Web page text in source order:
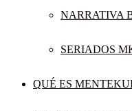
NARRATIVA
SERIADOS
QUÉ ES